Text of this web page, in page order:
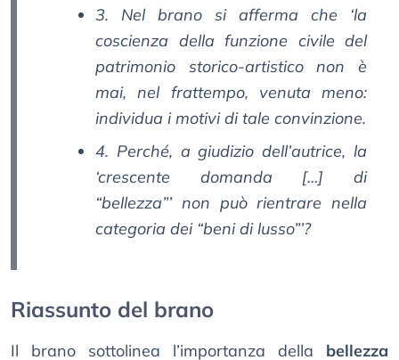
3. Nel brano si afferma che ‘la
coscienza della funzione civile del
patrimonio storico-artistico non è
mai, nel frattempo, venuta meno:
individua i motivi di tale convinzione.
4. Perché, a giudizio dell’autrice, la
‘crescente domanda […] di
“bellezza”’ non può rientrare nella
categoria dei “beni di lusso”’?
Riassunto del brano
Il brano sottolinea l’importanza della bellezza